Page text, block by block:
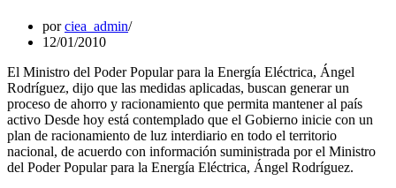
porciea_admin
12/01/2010
El Ministro del Poder Popular para la Energía Eléctrica, Ángel
Rodríguez, dijo que las medidas aplicadas, buscan generar un
proceso de ahorro y racionamiento que permita mantener al país
activo Desde hoy está contemplado que el Gobierno inicie con un
plan de racionamiento de luz interdiario en todo el territorio
nacional, de acuerdo con información suministrada por el Ministro
del Poder Popular para la Energía Eléctrica, Ángel Rodríguez.